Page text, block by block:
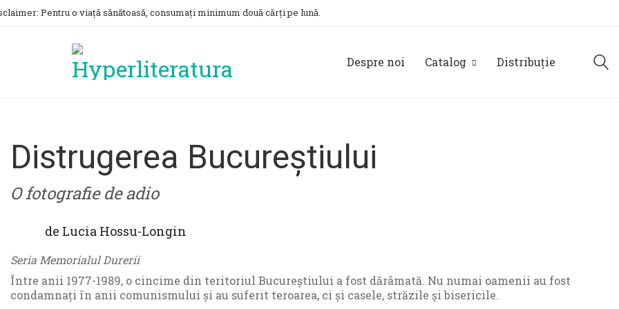
Pentru o viață sănătoasă, consumați minimum două cărți pe lună.
Despre noi Catalog Distribuție
Distrugerea Bucureștiului
O fotografie de adio
de Lucia Hossu-Longin
Seria Memorialul Durerii
Între anii 1977-1989, o cincime din teritoriul Bucureștiului a fost dărâmată. Nu numai oamenii au fost
condamnați în anii comunismului și au suferit teroarea, ci și casele, străzile și bisericile.